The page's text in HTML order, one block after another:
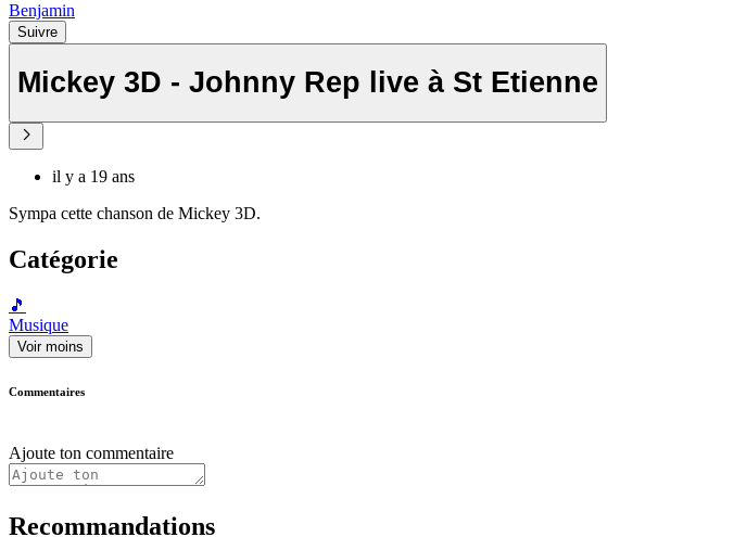
Benjamin
Suivre
Mickey 3D - Johnny Rep live à St Etienne
il y a 19 ans
Sympa cette chanson de Mickey 3D.
Catégorie
🎵
Musique
Voir moins
Commentaires
Ajoute ton commentaire
Recommandations